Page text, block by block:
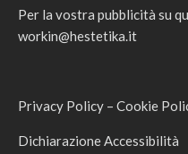
Per la vostra pubblicità su
workin@hestetika.it
Privacy Policy – Cookie
Dichiarazione Accessibilità